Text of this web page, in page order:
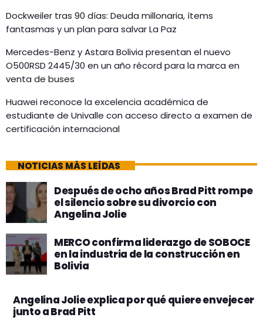
Dockweiler tras 90 días: Deuda millonaria, ítems
fantasmas y un plan para salvar La Paz
Mercedes-Benz y Astara Bolivia presentan el nuevo
O500RSD 2445/30 en un año récord para la marca en
venta de buses
Huawei reconoce la excelencia académica de
estudiante de Univalle con acceso directo a examen de
certificación internacional
NOTICIAS MÁS LEÍDAS
Después de ocho años Brad Pitt rompe
el silencio sobre su divorcio con
Angelina Jolie
MERCO confirma liderazgo de SOBOCE
en la industria de la construcción en
Bolivia
Angelina Jolie explica por qué quiere envejecer
junto a Brad Pitt